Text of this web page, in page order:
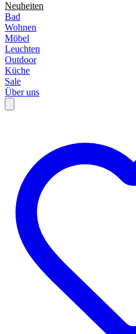
Neuheiten
Bad
Wohnen
Möbel
Leuchten
Outdoor
Küche
Sale
Über uns